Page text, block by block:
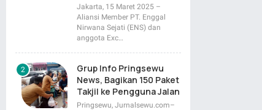
Jakarta, 15 Maret 2025 –
Aliansi Member PT. Enggal
Nirwana Sejati (ENS) dan
anggota Exc…
Grup Info Pringsewu
News, Bagikan 150 Paket
Takjil ke Pengguna Jalan
Pringsewu, Jurnalsewu.com–